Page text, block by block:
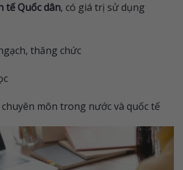
tế Quốc dân, có giá trị sử dụng
thăng chức
môn trong nước và quốc tế